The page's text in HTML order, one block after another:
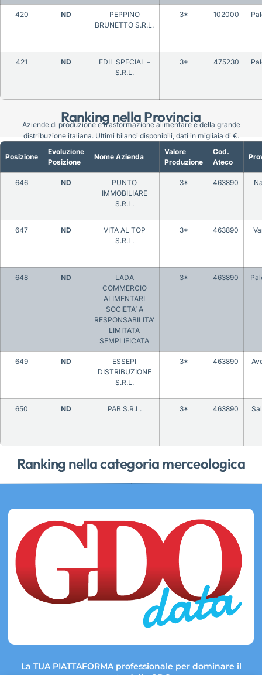
Ranking nella Provincia
420 ND
PEPPINO
BRUNETTO S.R.L.
3* 102000
421 ND
EDIL SPECIAL –
S.R.L.
3* 475230
Ranking nella categoria merceologica
Posizione
Evoluzione
Posizione
Nome Azienda
Valore
Produzione
Cod.
Ateco
646 ND
PUNTO
IMMOBILIARE
S.R.L.
3* 463890
647 ND
VITA AL TOP
S.R.L.
3* 463890
648 ND
LADA
COMMERCIO
ALIMENTARI
SOCIETA’ A
RESPONSABILITA’
LIMITATA
SEMPLIFICATA
3* 463890
649 ND
ESSEPI
DISTRIBUZIONE
S.R.L.
3* 463890
650 ND PAB S.R.L. 3* 463890
Aziende di produzione e trasformazione alimentare e della grande
distribuzione italiana. Ultimi bilanci disponibili, dati in migliaia di €.
La TUA PIATTAFORMA professionale per dominare il